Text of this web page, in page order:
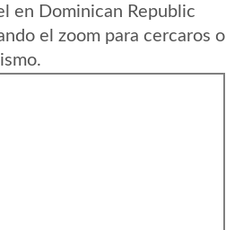
en Dominican Republic
el zoom para cercaros o